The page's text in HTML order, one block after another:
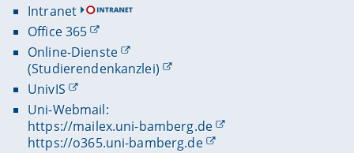
Intranet
Office 365
Online-Dienste
(Studierendenkanzlei)
UnivIS
Uni-Webmail:
https://mailex.uni-bamberg.de
https://o365.uni-bamberg.de